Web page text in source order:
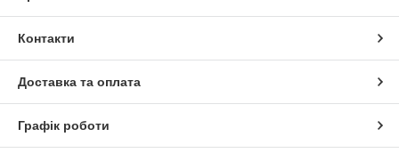
Контакти
Доставка та оплата
Графік роботи